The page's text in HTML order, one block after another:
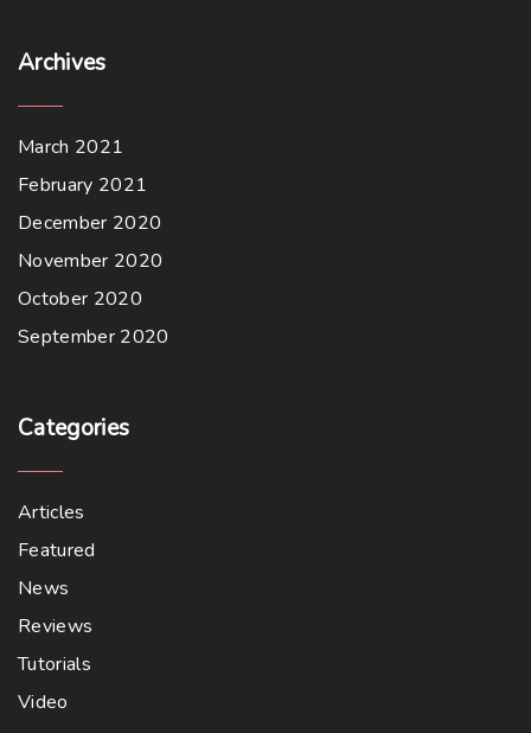
Archives
March 2021
February 2021
December 2020
November 2020
October 2020
September 2020
Categories
Articles
Featured
News
Reviews
Tutorials
Video